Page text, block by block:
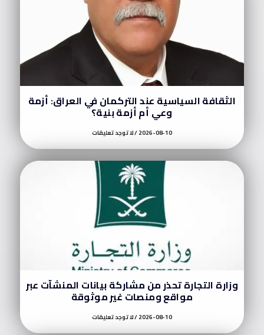
الثقافة السياسية عند التركمان في العراق: أزمة
وعي أم أزمة بنية؟
2026-08-10 لا توجد تعليقات
وزارة التجارة تحذر من مشاركة بيانات المنشآت عبر
مواقع ومنصات غير موثوقة
2026-08-10 لا توجد تعليقات